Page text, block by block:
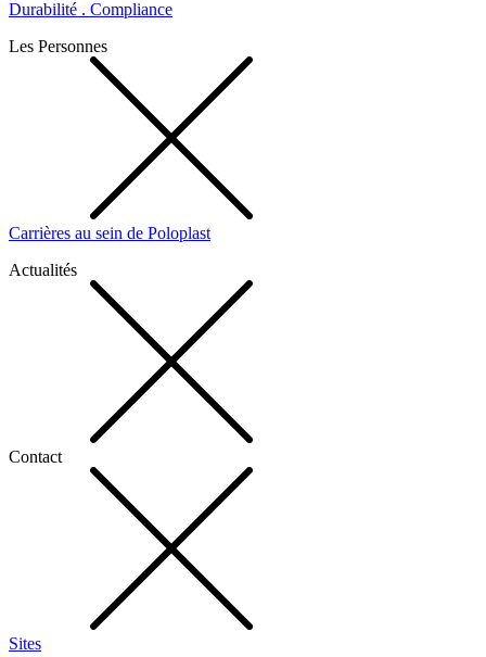
Durabilité . Compliance
Les Personnes
Carrières au sein de Poloplast
Actualités
Contact
Sites